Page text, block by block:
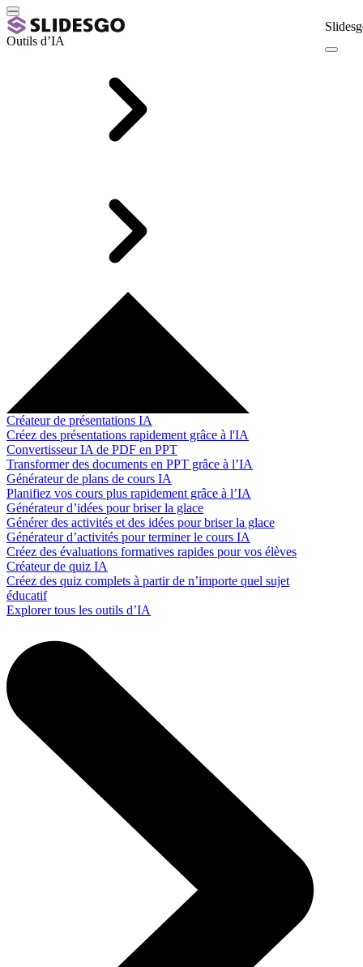
Outils d’IA
Créateur de présentations IA
Créez des présentations rapidement grâce à l'IA
Convertisseur IA de PDF en PPT
Transformer des documents en PPT grâce à l’IA
Générateur de plans de cours IA
Planifiez vos cours plus rapidement grâce à l’IA
Générateur d’idées pour briser la glace
Générer des activités et des idées pour briser la glace
Générateur d’activités pour terminer le cours IA
Créez des évaluations formatives rapides pour vos élèves
Créateur de quiz IA
Créez des quiz complets à partir de n’importe quel sujet
éducatif
Explorer tous les outils d’IA